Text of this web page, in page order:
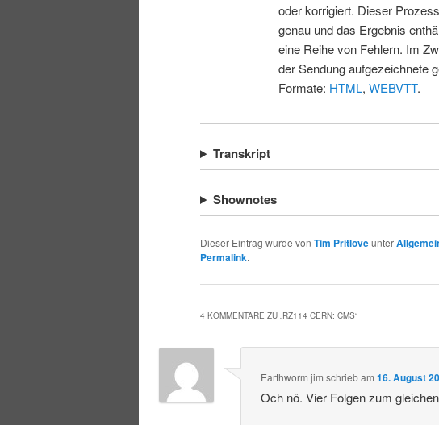
oder korrigiert. Dieser
genau und das Ergebnis
eine Reihe von Fehlern. Im
der Sendung aufgezeichnete
Formate: HTML, WEBVTT.
Transkript
Shownotes
Dieser Eintrag wurde von Tim Pritloveunter
Permalink.
4 KOMMENTARE ZU „ RZ114 CERN: CMS“
Earthworm jim schriebam16. August
Och nö. Vier Folgen zum